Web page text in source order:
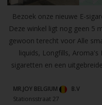
Bezoek onze nieuwe E-
Deze winkel ligt nog geen 5
gewoon terecht voor Alle
liquids, Longfills,
sigaretten en een
MR.JOY BELGIUM
B.V
Stationsstraat 27